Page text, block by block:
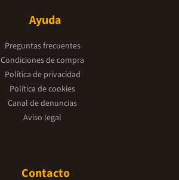
Ayuda
Preguntas frecuentes
Condiciones de compra
Política de privacidad
Política de cookies
Canal de denuncias
Aviso legal
Contacto